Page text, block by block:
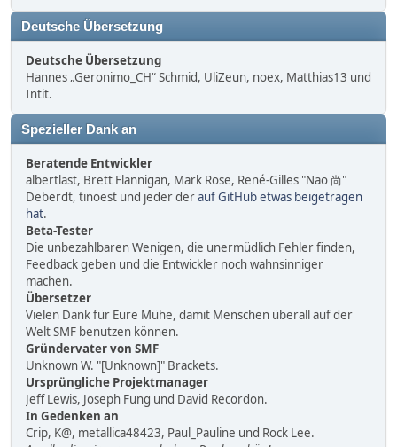
Deutsche Übersetzung
Deutsche Übersetzung
Hannes „Geronimo_CH“ Schmid, UliZeun, noex, Matthias13 und
Intit.
Spezieller Dank an
Beratende Entwickler
albertlast, Brett Flannigan, Mark Rose, René-Gilles "Nao 尚"
Deberdt, tinoest und jeder derauf GitHub etwas beigetragen
hat.
Beta-Tester
Die unbezahlbaren Wenigen, die unermüdlich Fehler finden,
Feedback geben und die Entwickler noch wahnsinniger
machen.
Übersetzer
Vielen Dank für Eure Mühe, damit Menschen überall auf der
Welt SMF benutzen können.
Gründervater von SMF
Unknown W. "[Unknown]" Brackets.
Ursprüngliche Projektmanager
Jeff Lewis, Joseph Fung und David Recordon.
In Gedenken an
Crip, K@, metallica48423, Paul_Pauline und Rock Lee.